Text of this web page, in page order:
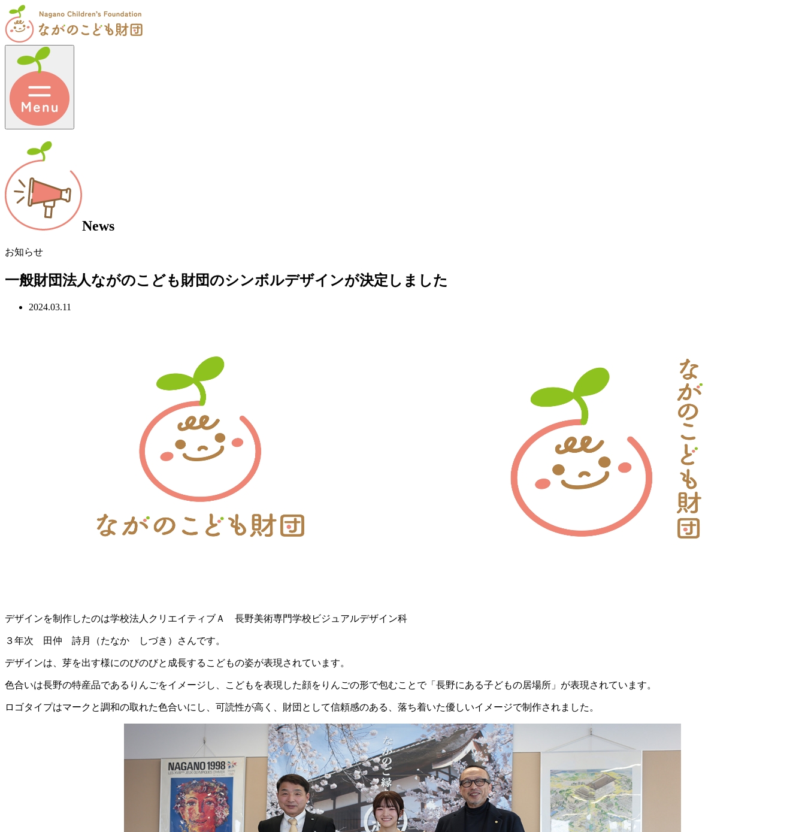
News
お知らせ
一般財団法人ながのこども財団のシンボルデザインが決定しました
2024.03.11
デザインを制作したのは学校法人クリエイティブＡ 長野美術専門学校ビジュアルデザイン科
３年次 田仲 詩月（たなか しづき）さんです。
デザインは、芽を出す様にのびのびと成長するこどもの姿が表現されています。
色合いは長野の特産品であるりんごをイメージし、こどもを表現した顔をりんごの形で包むことで「長野にある子どもの居場所」が表現されています。
ロゴタイプはマークと調和の取れた色合いにし、可読性が高く、財団として信頼感のある、落ち着いた優しいイメージで制作されました。